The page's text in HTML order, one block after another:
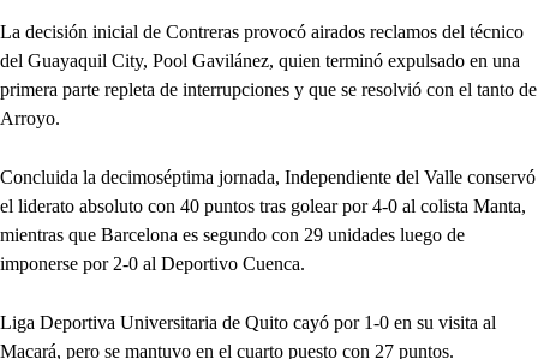
La decisión inicial de Contreras provocó airados reclamos del técnico
del Guayaquil City, Pool Gavilánez, quien terminó expulsado en una
primera parte repleta de interrupciones y que se resolvió con el tanto de
Arroyo.
Concluida la decimoséptima jornada, Independiente del Valle conservó
el liderato absoluto con 40 puntos tras golear por 4-0 al colista Manta,
mientras que Barcelona es segundo con 29 unidades luego de
imponerse por 2-0 al Deportivo Cuenca.
Liga Deportiva Universitaria de Quito cayó por 1-0 en su visita al
Macará, pero se mantuvo en el cuarto puesto con 27 puntos.